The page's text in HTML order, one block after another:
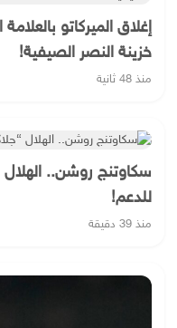
إغلاق الميركاتو
خزينة النصر الصيفية!
منذ 48 ثانية
سكاوتنج روشن..
للدعم!
منذ 39 دقيقة